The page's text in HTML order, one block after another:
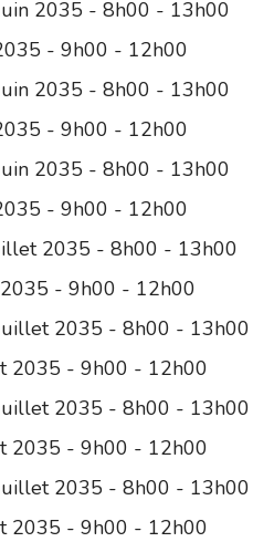
2035 - 8h00 - 13h00
- 9h00 - 12h00
2035 - 8h00 - 13h00
- 9h00 - 12h00
2035 - 8h00 - 13h00
- 9h00 - 12h00
2035 - 8h00 - 13h00
- 9h00 - 12h00
2035 - 8h00 - 13h00
2035 - 9h00 - 12h00
2035 - 8h00 - 13h00
2035 - 9h00 - 12h00
2035 - 8h00 - 13h00
2035 - 9h00 - 12h00